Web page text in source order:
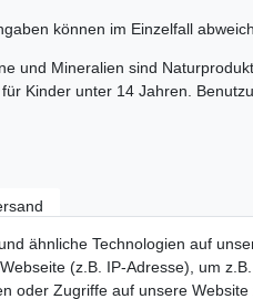
können im Einzelfall
und Mineralien sind
Kinder unter 14 Jahren.
ähnliche Technologien auf
(z.B. IP-Adresse), um
oder Zugriffe auf unsere